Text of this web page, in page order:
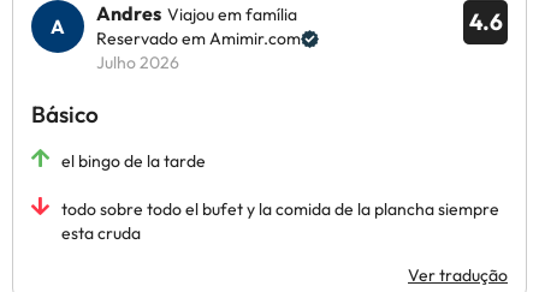
4.6
Andres Viajou em família
Reservado em Amimir.com
Julho 2026
Básico
el bingo de la tarde
todo sobre todo el bufet y la comida de la plancha siempre
esta cruda
Ver tradução